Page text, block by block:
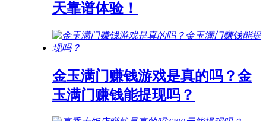
天靠谱体验！
金玉满门赚钱游戏是真的吗？金
玉满门赚钱能提现吗？